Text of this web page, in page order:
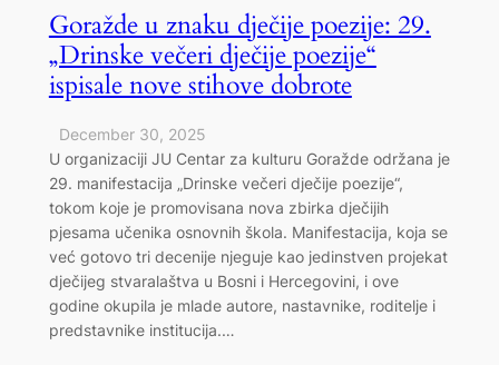
Goražde u znaku dječije poezije: 29.
„Drinske večeri dječije poezije“
ispisale nove stihove dobrote
December 30, 2025
U organizaciji JU Centar za kulturu Goražde održana je
29. manifestacija „Drinske večeri dječije poezije“,
tokom koje je promovisana nova zbirka dječijih
pjesama učenika osnovnih škola. Manifestacija, koja se
već gotovo tri decenije njeguje kao jedinstven projekat
dječijeg stvaralaštva u Bosni i Hercegovini, i ove
godine okupila je mlade autore, nastavnike, roditelje i
predstavnike institucija.…